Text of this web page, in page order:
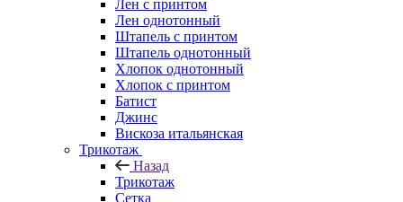
Лен с принтом
Лен однотонный
Штапель с принтом
Штапель однотонный
Хлопок однотонный
Хлопок с принтом
Батист
Джинс
Вискоза итальянская
Трикотаж
Назад
Трикотаж
Сетка